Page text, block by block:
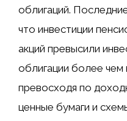
облигаций.
что инвестиции
акций превысили
облигации более чем
превосходя по
ценные бумаги и